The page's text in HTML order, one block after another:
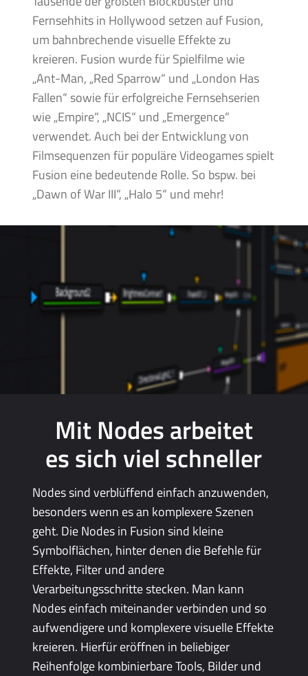
Fernsehhits in Hollywood setzen auf Fusion,
um bahnbrechende visuelle Effekte zu
kreieren. Fusion wurde für Spielfilme wie
„Ant-Man, „Red Sparrow“ und „London Has
Fallen“ sowie für erfolgreiche Fernsehserien
wie „Empire“, „NCIS“ und „Emergence“
verwendet. Auch bei der Entwicklung von
Filmsequenzen für populäre Videogames spielt
Fusion eine bedeutende Rolle. So bspw. bei
„Dawn of War III“, „Halo 5“ und mehr!
Mit Nodes arbeitet
es sich viel schneller
Nodes sind verblüffend einfach anzuwenden,
besonders wenn es an komplexere Szenen
geht. Die Nodes in Fusion sind kleine
Symbolflächen, hinter denen die Befehle für
Effekte, Filter und andere
Verarbeitungsschritte stecken. Man kann
Nodes einfach miteinander verbinden und so
aufwendigere und komplexere visuelle Effekte
kreieren. Hierfür eröffnen in beliebiger
Reihenfolge kombinierbare Tools, Bilder und